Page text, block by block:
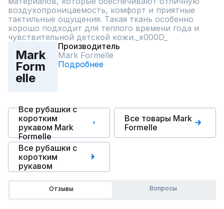
воздухопроницаемость, комфорт и приятные
тактильные ощущения. Такая ткань особенно
хорошо подходит для теплого времени года и
чувствительной детской кожи._x000D_
Mark
Form
elle
Производитель
Mark Formelle
Подробнее
Все рубашки с
коротким
рукавом Mark
Formelle
Все товары Mark
Formelle
Все рубашки с
коротким
рукавом
Отзывы Вопросы